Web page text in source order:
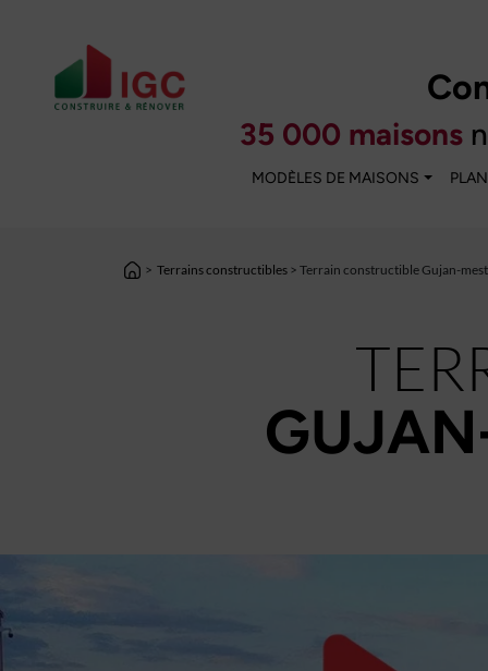
35 000 maisons
MODÈLES DE MAISONS
> Terrains constructibles > Terrain constructible Gujan-